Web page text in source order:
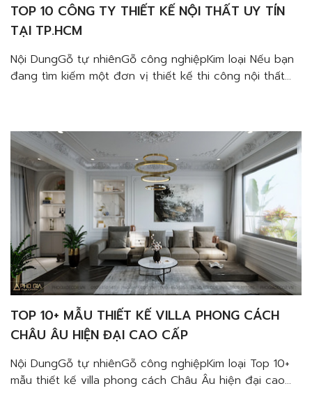
TOP 10 CÔNG TY THIẾT KẾ NỘI THẤT UY TÍN
TẠI TP.HCM
Nội DungGỗ tự nhiênGỗ công nghiệpKim loại Nếu bạn
đang tìm kiếm một đơn vị thiết kế thi công nội thất
[…]
TOP 10+ MẪU THIẾT KẾ VILLA PHONG CÁCH
CHÂU ÂU HIỆN ĐẠI CAO CẤP
Nội DungGỗ tự nhiênGỗ công nghiệpKim loại Top 10+
mẫu thiết kế villa phong cách Châu Âu hiện đại cao